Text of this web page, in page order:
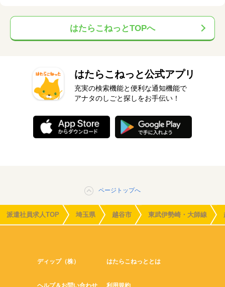
はたらこねっとTOPへ
はたらこねっと公式アプリ
充実の検索機能と便利な通知機能で
アナタのしごと探しをお手伝い！
ページトップへ
派遣社員求人TOP 埼玉県 越谷市 東武伊勢崎・大師線
ディップ（株） はたらこねっととは
ヘルプ＆お問い合わせ 利用規約